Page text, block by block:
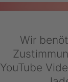
Wir
YouTube